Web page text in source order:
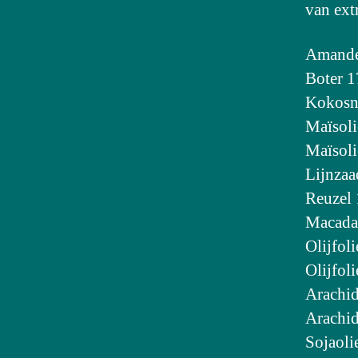
van
Boter
Reuzel